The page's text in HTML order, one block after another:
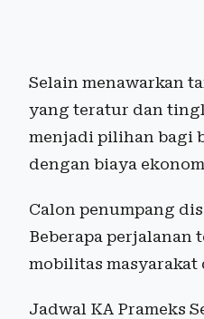
Selain menawarkan
yang teratur dan
menjadi pilihan bagi
dengan biaya
Calon penumpang
Beberapa
mobilitas
Jadwal KA Prameks